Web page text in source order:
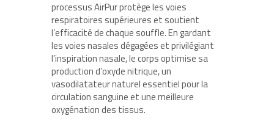
processus AirPur protège les voies
respiratoires supérieures et soutient
l’efficacité de chaque souffle. En gardant
les voies nasales dégagées et privilégiant
l’inspiration nasale, le corps optimise sa
production d’oxyde nitrique, un
vasodilatateur naturel essentiel pour la
circulation sanguine et une meilleure
oxygénation des tissus.